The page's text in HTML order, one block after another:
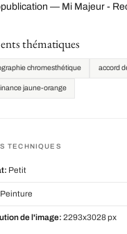
— Mi Majeur -
thématiques
chromesthétique accord
jaune-orange
TECHNIQUES
Petit
Peinture
de l'image: 2293x3028 px